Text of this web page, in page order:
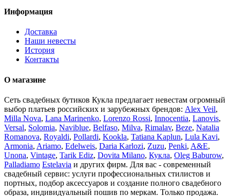
Информация
Доставка
Наши невесты
История
Контакты
О магазине
Сеть свадебных бутиков Кукла предлагает невестам огромный
выбор платьев российских и зарубежных брендов: Alex Veil,
Milla Nova, Lana Marinenko, Lorenzo Rossi, Innocentia, Lanovis,
Versal, Solomia, Naviblue, Belfaso, Milva, Rimalav, Beze, Natalia
Romanova, Royaldi, Pollardi, Kookla, Tatiana Kaplun, Lula Kavi,
Armonia, Ariamo, Edelweis, Daria Karlozi, Zuzu, Penki, A&Е,
Unona, Vintage, Tarik Ediz, Dovita Milano, Кукла, Oleg Baburow,
Palladiamo Estelavia и других фирм. Для вас - современный
свадебный сервис: услуги профессиональных стилистов и
портных, подбор аксессуаров и создание полного свадебного
образа, индивидуальный пошив по меркам. Только продажа.